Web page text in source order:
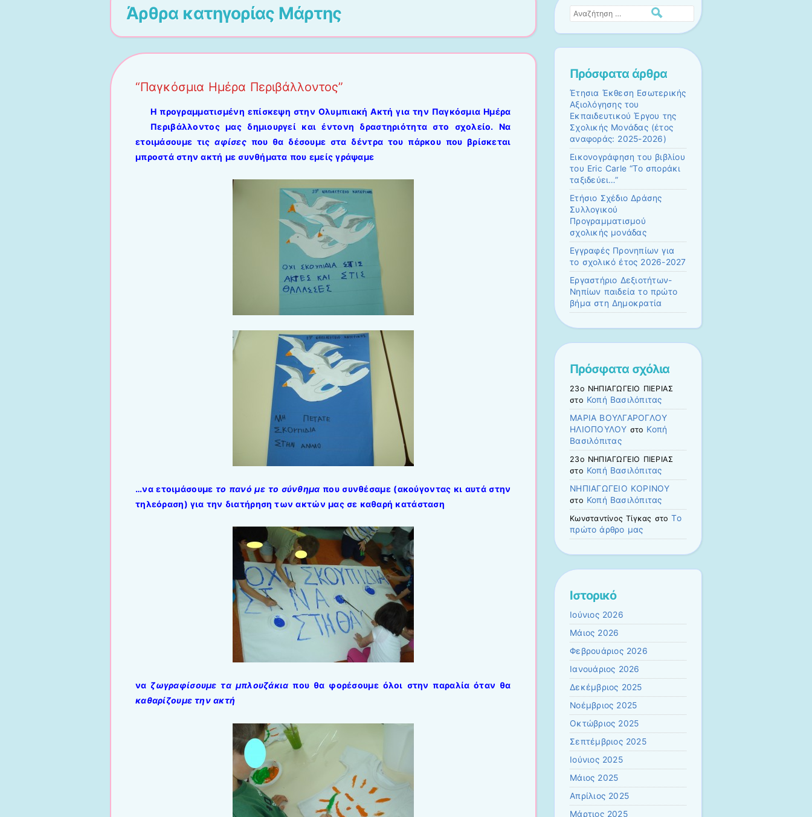
Άρθρα κατηγορίας Μάρτης
“Παγκόσμια Ημέρα Περιβάλλοντος”
Η προγραμματισμένη επίσκεψη στην Ολυμπιακή Ακτή για την Παγκόσμια Ημέρα
Περιβάλλοντος μας δημιουργεί και έντονη δραστηριότητα στο σχολείο. Να
ετοιμάσουμε τιςαφίσεςπου θα δέσουμε στα δέντρα του πάρκου που βρίσκεται
μπροστά στην ακτή με συνθήματα που εμείς γράψαμε
…να ετοιμάσουμε το πανό με το σύνθημα που συνθέσαμε (ακούγοντας κι αυτά στην
τηλεόραση) για την διατήρηση των ακτών μας σε καθαρή κατάσταση
ναζωγραφίσουμε τα μπλουζάκια που θα φορέσουμε όλοι στην παραλία όταν θα
καθαρίζουμε την ακτή
Αναζήτηση
Πρόσφατα άρθρα
Έτησια Έκθεση Εσωτερικής
Αξιολόγησης του
Εκπαιδευτικού Έργου της
Σχολικής Μονάδας (έτος
αναφοράς: 2025-2026)
Εικονογράφηση του βιβλίου
του Eric Carle “Το σποράκι
ταξιδεύει…”
Ετήσιο Σχέδιο Δράσης
Συλλογικού
Προγραμματισμού
σχολικής μονάδας
Εγγραφές Προνηπίων για
το σχολικό έτος 2026-2027
Εργαστήριο Δεξιοτήτων-
Νηπίων παιδεία το πρώτο
βήμα στη Δημοκρατία
Πρόσφατα σχόλια
23ο ΝΗΠΙΑΓΩΓΕΙΟ ΠΙΕΡΙΑΣ
στο Κοπή Βασιλόπιτας
ΜΑΡΙΑ ΒΟΥΛΓΑΡΟΓΛΟΥ
ΗΛΙΟΠΟΥΛΟΥ στο Κοπή
Βασιλόπιτας
23ο ΝΗΠΙΑΓΩΓΕΙΟ ΠΙΕΡΙΑΣ
στο Κοπή Βασιλόπιτας
ΝΗΠΙΑΓΩΓΕΙΟ ΚΟΡΙΝΟΥ
στο Κοπή Βασιλόπιτας
Κωνσταντίνος Τίγκας στοΤο
πρώτο άρθρο μας
Ιστορικό
Ιούνιος 2026
Μάιος 2026
Φεβρουάριος 2026
Ιανουάριος 2026
Δεκέμβριος 2025
Νοέμβριος 2025
Οκτώβριος 2025
Σεπτέμβριος 2025
Ιούνιος 2025
Μάιος 2025
Απρίλιος 2025
Μάρτιος 2025